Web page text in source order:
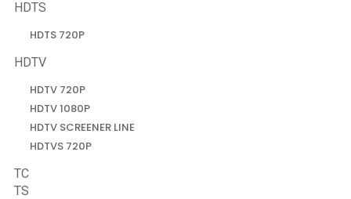
HDTS
HDTS 720P
HDTV
HDTV 720P
HDTV 1080P
HDTV SCREENER LINE
HDTVS 720P
TC
TS